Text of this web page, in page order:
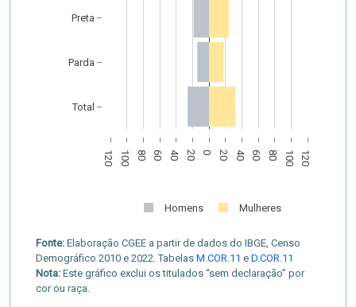
120 100 80 60 40 20 0 20 40 60 80 100 120
Total
Parda
Preta
Homens Mulheres
Fonte: Elaboração CGEE a partir de dados do IBGE, Censo
Demográfico 2010 e 2022. Tabelas M.COR.11 e D.COR.11
Nota: Este gráfico exclui os titulados “sem declaração” por
cor ou raça.